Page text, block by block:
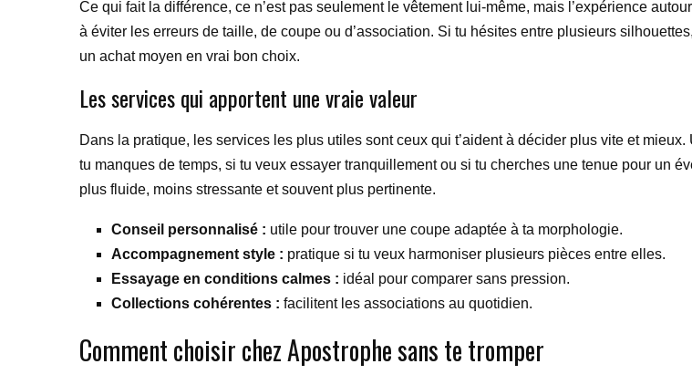
Ce qui fait la différence, ce n’est pas seulement le vêtement lui-même, mais l’expérience
à éviter les erreurs de taille, de coupe ou d’association. Si tu hésites entre plusieurs
un achat moyen en vrai bon choix.
Les services qui apportent une vraie valeur
Dans la pratique, les services les plus utiles sont ceux qui t’aident à décider plus vite et
tu manques de temps, si tu veux essayer tranquillement ou si tu cherches une tenue pour un
plus fluide, moins stressante et souvent plus pertinente.
Conseil personnalisé : utile pour trouver une coupe adaptée à ta morphologie.
Accompagnement style : pratique si tu veux harmoniser plusieurs pièces entre elles.
Essayage en conditions calmes : idéal pour comparer sans pression.
Collections cohérentes : facilitent les associations au quotidien.
Comment choisir chez Apostrophe sans te tromper